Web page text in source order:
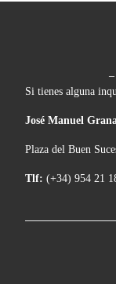
Si tienes alguna
José Manuel
Plaza del Buen
Tlf: (+34) 954 21